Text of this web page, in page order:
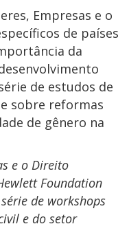
Empresas e o
de países
da
de estudos de
sobre reformas
de gênero na
e o Direito
Foundation
de workshops
e do setor